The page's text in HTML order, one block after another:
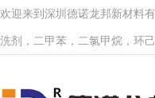
欢迎来到深圳德诺龙邦新材料
洗剂，二甲苯，二氯甲烷，环